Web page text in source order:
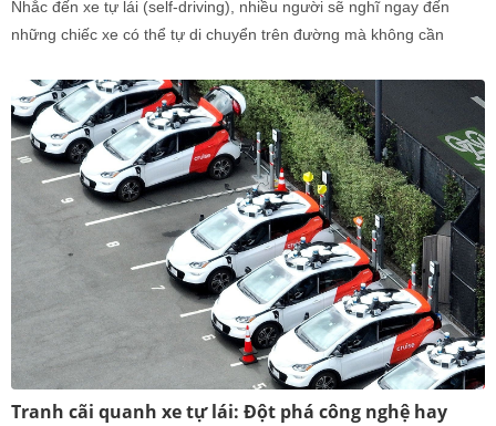
Nhắc đến xe tự lái (self-driving), nhiều người sẽ nghĩ ngay đến
những chiếc xe có thể tự di chuyển trên đường mà không cần
Tranh cãi quanh xe tự lái: Đột phá công nghệ hay